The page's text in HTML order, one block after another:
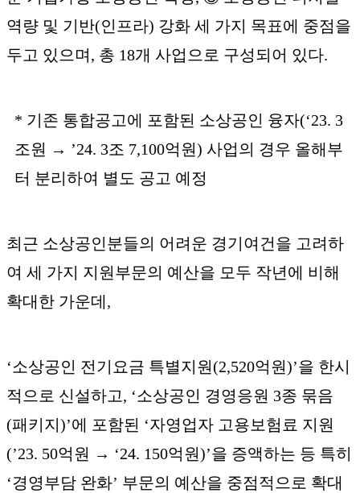
역량 및 기반(인프라) 강화 세 가지 목표에 중점을
두고 있으며, 총 18개 사업으로 구성되어 있다.
* 기존 통합공고에 포함된 소상공인 융자(‘23. 3
조원 → ’24. 3조 7,100억원) 사업의 경우 올해부
터 분리하여 별도 공고 예정
최근 소상공인분들의 어려운 경기여건을 고려하
여 세 가지 지원부문의 예산을 모두 작년에 비해
확대한 가운데,
‘소상공인 전기요금 특별지원(2,520억원)’을 한시
적으로 신설하고, ‘소상공인 경영응원 3종 묶음
(패키지)’에 포함된 ‘자영업자 고용보험료 지원
(’23. 50억원 → ‘24. 150억원)’을 증액하는 등 특히
‘경영부담 완화’ 부문의 예산을 중점적으로 확대